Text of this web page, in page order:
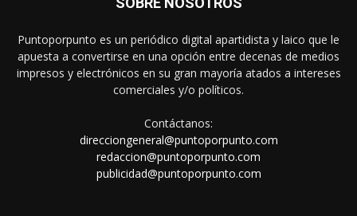
Puntoporpunto es un periódico digital apartidista y laico que le
apuesta a convertirse en una opción entre decenas de medios
impresos y electrónicos en su gran mayoría atados a intereses
comerciales y/o políticos.
Contáctanos:
direcciongeneral@puntoporpunto.com
redaccion@puntoporpunto.com
publicidad@puntoporpunto.com